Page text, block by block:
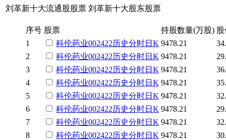
刘革新十大流通股股票 刘革新十大股东股票
序号 股票 持股数量(万股)
1
科伦药业002422历史分时日K 9478.21
2
科伦药业002422历史分时日K 9478.21
3
科伦药业002422历史分时日K 9478.21
4
科伦药业002422历史分时日K 9478.21
5
科伦药业002422历史分时日K 9478.21
6
科伦药业002422历史分时日K 9478.21
7
科伦药业002422历史分时日K 9478.21
8
科伦药业002422历史分时日K 9478.21